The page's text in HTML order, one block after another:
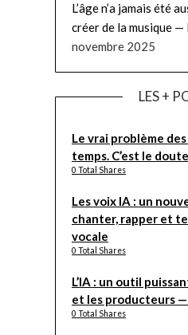
L’âge n’a jamais été
créer de la musique —
novembre 2025
LES +
Le vrai problème
temps. C’est le
0 Total Shares
Les voix IA : un
chanter, rapper et
vocale
0 Total Shares
L’IA : un outil
et les producteurs
0 Total Shares